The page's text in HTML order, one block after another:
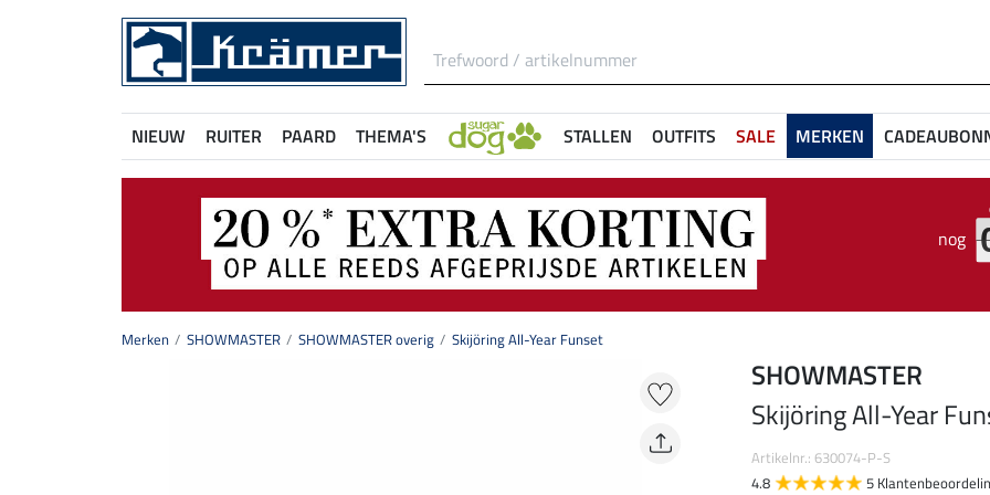
NIEUW RUITER PAARD THEMA'S STALLEN OUTFITS SALE MERKEN
nog
Merken SHOWMASTER SHOWMASTER overig Skijöring All-Year Funset
SHOWMASTER
Skijöring All-Year
Artikelnr.: 630074-P-S
4.8
5